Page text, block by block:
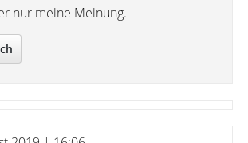
nur meine Meinung.